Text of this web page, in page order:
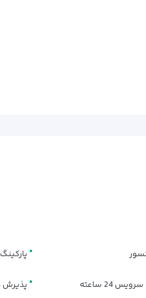
پارکینگ
24 ساعته پذیرش 24 ساعته